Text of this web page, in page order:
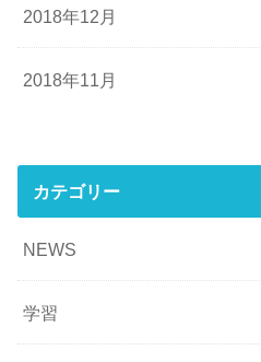
2018年12月
2018年11月
カテゴリー
NEWS
学習